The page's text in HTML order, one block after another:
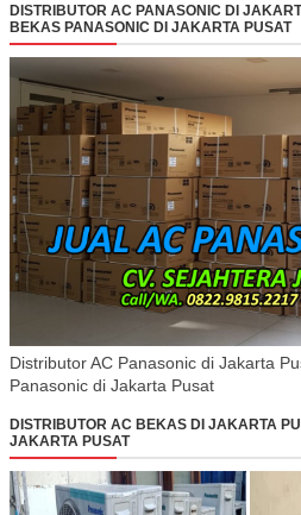
DISTRIBUTOR AC PANASONIC DI
BEKAS PANASONIC DI JAKARTA PUSAT
Distributor AC Panasonic di Jakarta
Panasonic di Jakarta Pusat
DISTRIBUTOR AC BEKAS DI JAKARTA
JAKARTA PUSAT